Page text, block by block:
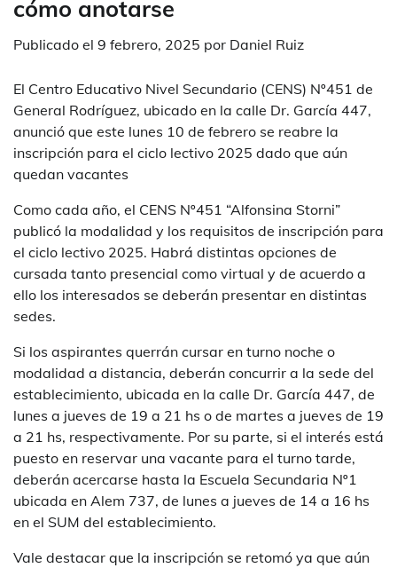
cómo anotarse
Publicado el 9 febrero, 2025 por Daniel Ruiz
El Centro Educativo Nivel Secundario (CENS) Nº451 de
General Rodríguez, ubicado en la calle Dr. García 447,
anunció que este lunes 10 de febrero se reabre la
inscripción para el ciclo lectivo 2025 dado que aún
quedan vacantes
Como cada año, el CENS Nº451 “Alfonsina Storni”
publicó la modalidad y los requisitos de inscripción para
el ciclo lectivo 2025. Habrá distintas opciones de
cursada tanto presencial como virtual y de acuerdo a
ello los interesados se deberán presentar en distintas
sedes.
Si los aspirantes querrán cursar en turno noche o
modalidad a distancia, deberán concurrir a la sede del
establecimiento, ubicada en la calle Dr. García 447, de
lunes a jueves de 19 a 21 hs o de martes a jueves de 19
a 21 hs, respectivamente. Por su parte, si el interés está
puesto en reservar una vacante para el turno tarde,
deberán acercarse hasta la Escuela Secundaria Nº1
ubicada en Alem 737, de lunes a jueves de 14 a 16 hs
en el SUM del establecimiento.
Vale destacar que la inscripción se retomó ya que aún